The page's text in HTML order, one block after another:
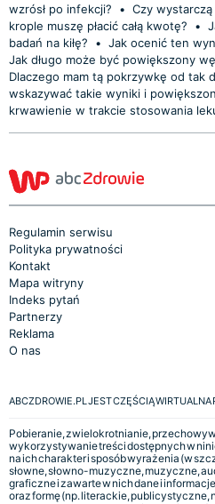
wzrósł po infekcji?
• Czy
krople muszę płacić całą kwotę?
•
badań na kiłę?
• Jak ocenić ten
Jak długo może być powiększony
Dlaczego mam tą pokrzywkę od tak
wskazywać takie wyniki i
krwawienie w trakcie stosowania
Regulamin serwisu
Polityka prywatności
Kontakt
Mapa witryny
Indeks pytań
Partnerzy
Reklama
O nas
ABCZDROWIE.PL JEST CZĘŚCIĄ WIRTUALNA
Pobieranie, zwielokrotnianie,
wykorzystywanie treści dostępnych w
na ich charakter i sposób wyrażenia (w
słowne, słowno-muzyczne, muzyczne,
graficzne i zawarte w nich dane i
oraz formę (np. literackie,